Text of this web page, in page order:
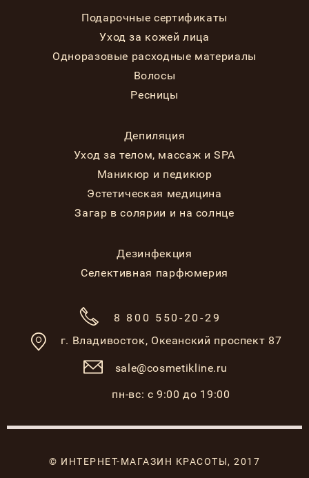
Подарочные сертификаты
Уход за кожей лица
Одноразовые расходные материалы
Волосы
Ресницы
Депиляция
Уход за телом, массаж и SPA
Маникюр и педикюр
Эстетическая медицина
Загар в солярии и на солнце
Дезинфекция
Селективная парфюмерия
8 800 550-20-29
г. Владивосток, Океанский проспект 87
sale@cosmetikline.ru
пн-вс: с 9:00 до 19:00
© ИНТЕРНЕТ-МАГАЗИН КРАСОТЫ, 2017